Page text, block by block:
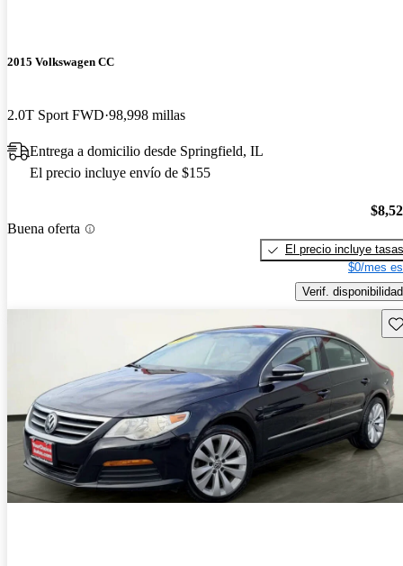
2015 Volkswagen CC
2.0T Sport FWD 98,998 millas
Entrega a domicilio desde Springfield, IL
El precio incluye envío de $155
Buena oferta
El precio incluye tasas
$0/mes
Verif. disponibilidad